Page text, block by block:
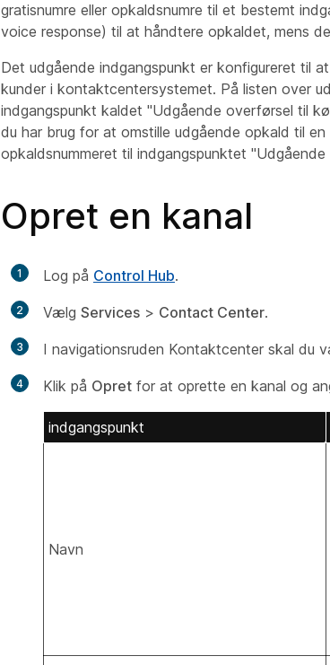
gratisnumre eller opkaldsnumre til et bestemt
voice response) til at håndtere opkaldet, mens
Det udgående indgangspunkt er konfigureret til
kunder i kontaktcentersystemet. På listen over
indgangspunkt kaldet "Udgående overførsel til
du har brug for at omstille udgående opkald til
opkaldsnummeret til indgangspunktet
Opret en kanal
1 Log på Control Hub.
2 Vælg Services > Contact Center.
3 I navigationsruden Kontaktcenter skal du
4 Klik på Opret for at oprette en kanal og
indgangspunkt
Navn